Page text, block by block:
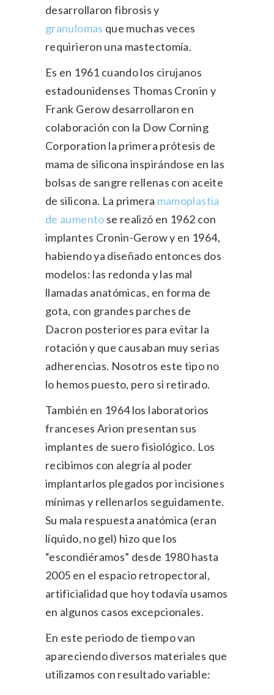
desarrollaron fibrosis y
granulomas que muchas veces
requirieron una mastectomía.
Es en 1961 cuando los cirujanos
estadounidenses Thomas Cronin y
Frank Gerow desarrollaron en
colaboración con la Dow Corning
Corporation la primera prótesis de
mama de silicona inspirándose en las
bolsas de sangre rellenas con aceite
de silicona. La primera mamoplastia
de aumento se realizó en 1962 con
implantes Cronin-Gerow y en 1964,
habiendo ya diseñado entonces dos
modelos: las redonda y las mal
llamadas anatómicas, en forma de
gota, con grandes parches de
Dacron posteriores para evitar la
rotación y que causaban muy serias
adherencias. Nosotros este tipo no
lo hemos puesto, pero si retirado.
También en 1964 los laboratorios
franceses Arion presentan sus
implantes de suero fisiológico. Los
recibimos con alegría al poder
implantarlos plegados por incisiones
mínimas y rellenarlos seguidamente.
Su mala respuesta anatómica (eran
líquido, no gel) hizo que los
“escondiéramos” desde 1980 hasta
2005 en el espacio retropectoral,
artificialidad que hoy todavía usamos
en algunos casos excepcionales.
En este periodo de tiempo van
apareciendo diversos materiales que
utilizamos con resultado variable: